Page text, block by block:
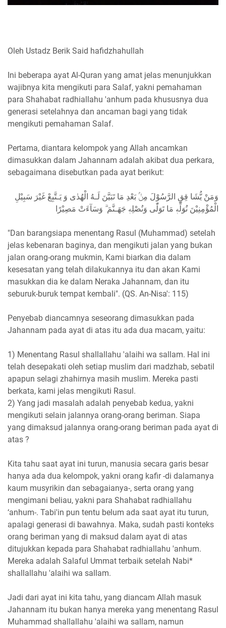
Oleh Ustadz Berik Said hafidzhahullah
Ini beberapa ayat Al-Quran yang amat jelas menunjukkan
wajibnya kita mengikuti para Salaf, yakni pemahaman
para Shahabat radhiallahu 'anhum pada khususnya dua
generasi setelahnya dan ancaman bagi yang tidak
mengikuti pemahaman Salaf.
Pertama, diantara kelompok yang Allah ancamkan
dimasukkan dalam Jahannam adalah akibat dua perkara,
sebagaimana disebutkan pada ayat berikut:
وَمَنْ يُّشَا قِقِ الرَّسُوْلَ مِنْۢ بَعْدِ مَا تَبَيَّنَ لَـهُ الْهُدٰى وَ يَـتَّبِعْ غَيْرَ سَبِيْلِ
الْمُؤْمِنِيْنَ نُوَلِّهٖ مَا تَوَلّٰى وَنُصْلِهٖ جَهَـنَّمَ ۗ وَسَآءَتْ مَصِيْرًا
"Dan barangsiapa menentang Rasul (Muhammad) setelah
jelas kebenaran baginya, dan mengikuti jalan yang bukan
jalan orang-orang mukmin, Kami biarkan dia dalam
kesesatan yang telah dilakukannya itu dan akan Kami
masukkan dia ke dalam Neraka Jahannam, dan itu
seburuk-buruk tempat kembali". (QS. An-Nisa': 115)
Penyebab diancamnya seseorang dimasukkan pada
Jahannam pada ayat di atas itu ada dua macam, yaitu:
1) Menentang Rasul shallallahu 'alaihi wa sallam. Hal ini
telah desepakati oleh setiap muslim dari madzhab, sebatil
apapun selagi zhahirnya masih muslim. Mereka pasti
berkata, kami jelas mengikuti Rasul.
2) Yang jadi masalah adalah penyebab kedua, yakni
mengikuti selain jalannya orang-orang beriman. Siapa
yang dimaksud jalannya orang-orang beriman pada ayat di
atas ?
Kita tahu saat ayat ini turun, manusia secara garis besar
hanya ada dua kelompok, yakni orang kafir -di dalamanya
kaum musyrikin dan sebagaianya-, serta orang yang
mengimani beliau, yakni para Shahabat radhiallahu
‘anhum-. Tabi'in pun tentu belum ada saat ayat itu turun,
apalagi generasi di bawahnya. Maka, sudah pasti konteks
orang beriman yang di maksud dalam ayat di atas
ditujukkan kepada para Shahabat radhiallahu 'anhum.
Mereka adalah Salaful Ummat terbaik setelah Nabi*
shallallahu 'alaihi wa sallam.
Jadi dari ayat ini kita tahu, yang diancam Allah masuk
Jahannam itu bukan hanya mereka yang menentang Rasul
Muhammad shallallahu 'alaihi wa sallam, namun